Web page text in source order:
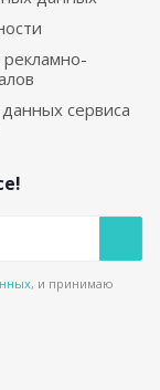
рекламно-
сервиса
, и принимаю
и получайте наши